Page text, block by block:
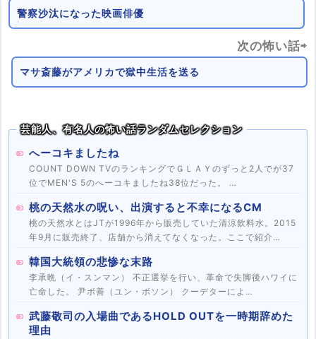
警察沙汰になった映画俳優
次の怖い話⇨
マサ斎藤がアメリカで獄中生活を送る
芸能人、有名人の怖い話ランダムセレクション
へーコキましたね
COUNT DOWN TVのランキングでＧＬＡＹのずっと2人でが37
位でMEN'S 5のへーコキましたね38位だった。 …
桃の天然水の呪い、出演すると不幸になるCM
桃の天然水とはJTが1996年から販売していた清涼飲料水。2015
年9月に販売終了、店舗から消えてなくなった。ここで紹介…
韓国大統領の悲惨な末路
李承晩（イ・スンマン） 不正選挙を行い、革命で失脚後ハワイに
亡命した。 尹ボ善（ユン・ボソン） クーデターによ…
武藤敬司の入場曲であるHOLD OUTを一時期辞めた
理由